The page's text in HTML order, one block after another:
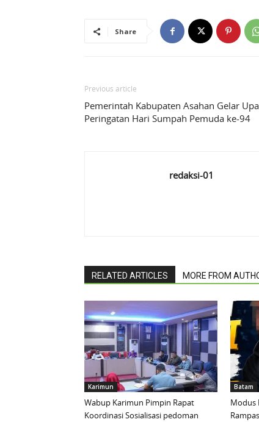
Share
Previous article
Pemerintah Kabupaten Asahan Gelar
Peringatan Hari Sumpah Pemuda ke-94
redaksi-01
RELATED ARTICLES MORE FROM
Karimun
Wabup Karimun Pimpin Rapat
Koordinasi Sosialisasi pedoman
Batam
Modus